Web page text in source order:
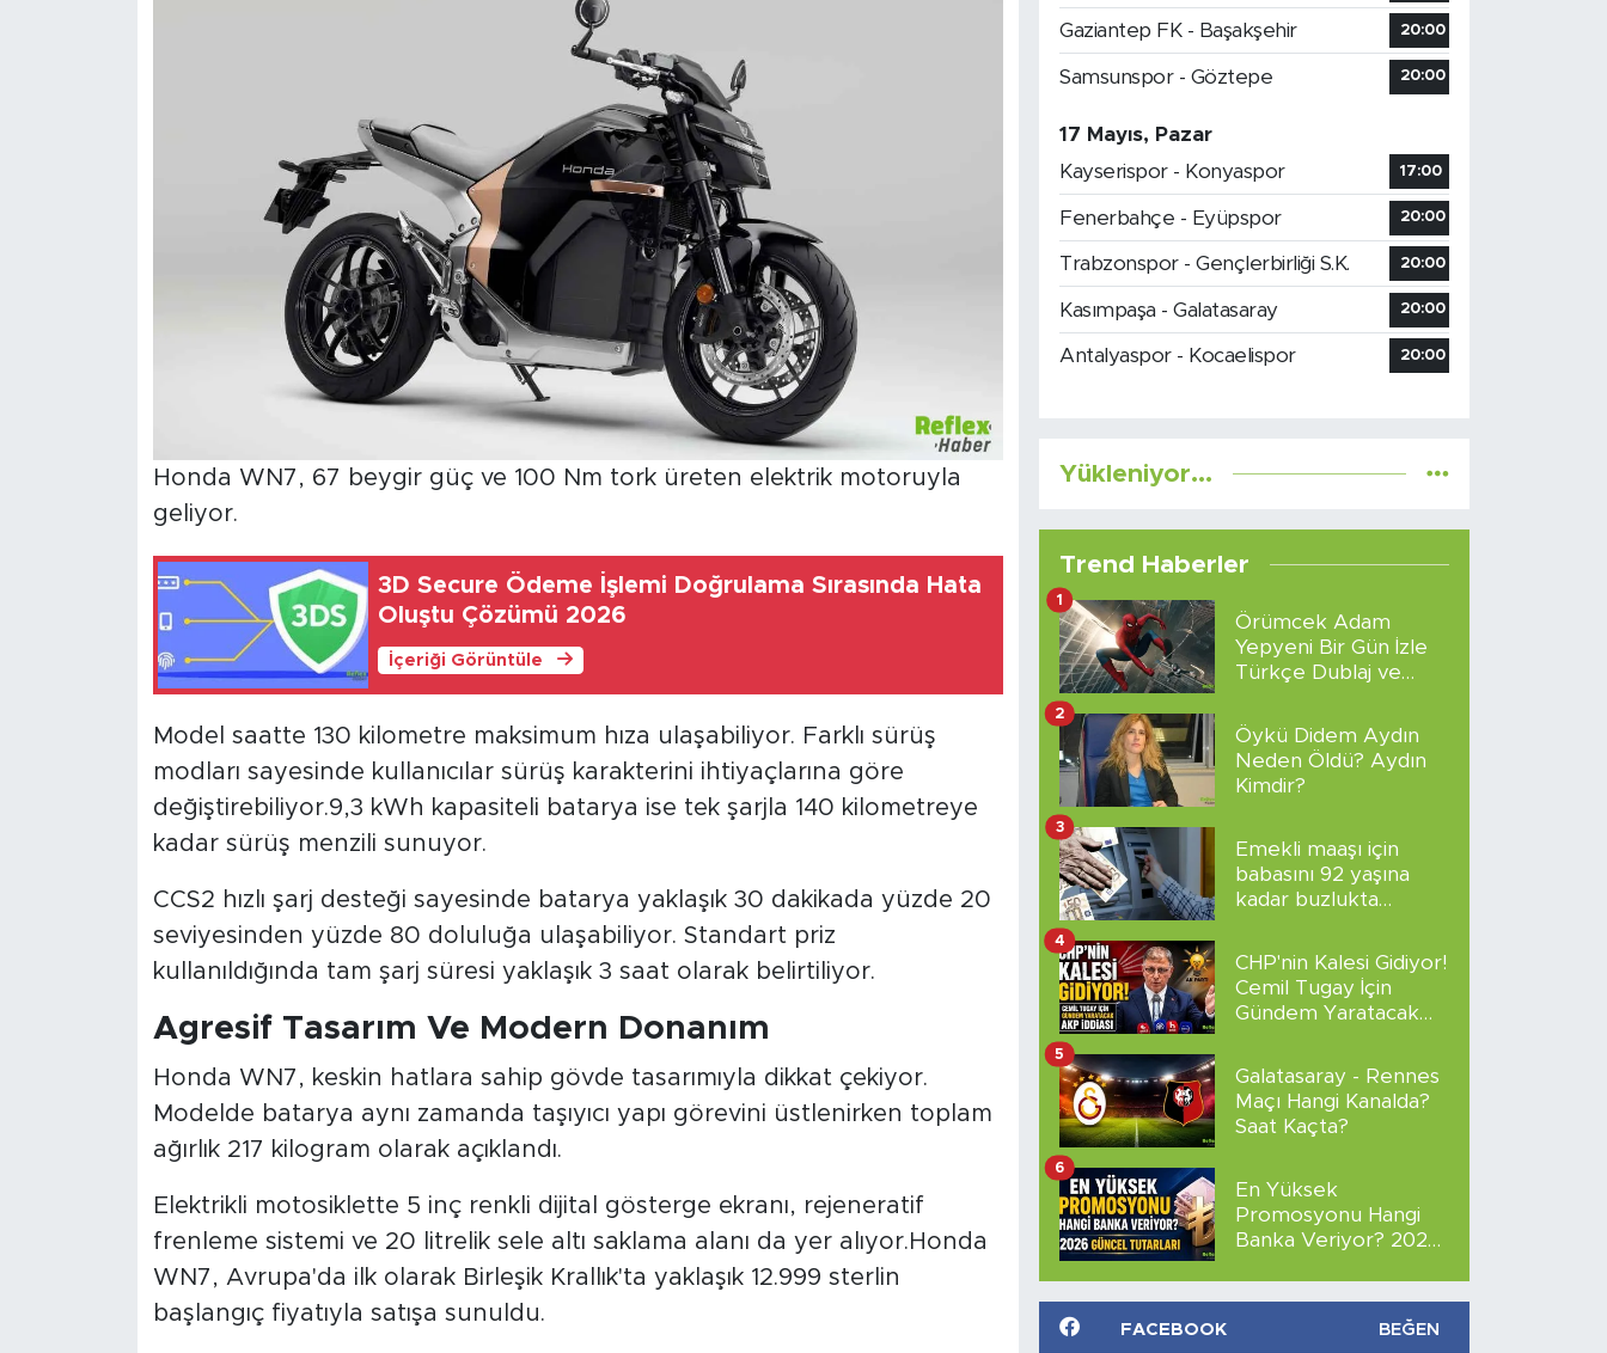
Honda WN7, 67 beygir güç ve 100 Nm tork üreten elektrik motoruyla
geliyor.
3D Secure Ödeme İşlemi Doğrulama Sırasında Hata
Oluştu Çözümü 2026
İçeriği Görüntüle
Model saatte 130 kilometre maksimum hıza ulaşabiliyor. Farklı sürüş
modları sayesinde kullanıcılar sürüş karakterini ihtiyaçlarına göre
değiştirebiliyor.9,3 kWh kapasiteli batarya ise tek şarjla 140 kilometreye
kadar sürüş menzili sunuyor.
CCS2 hızlı şarj desteği sayesinde batarya yaklaşık 30 dakikada yüzde 20
seviyesinden yüzde 80 doluluğa ulaşabiliyor. Standart priz
kullanıldığında tam şarj süresi yaklaşık 3 saat olarak belirtiliyor.
Agresif Tasarım Ve Modern Donanım
Honda WN7, keskin hatlara sahip gövde tasarımıyla dikkat çekiyor.
Modelde batarya aynı zamanda taşıyıcı yapı görevini üstlenirken toplam
ağırlık 217 kilogram olarak açıklandı.
Elektrikli motosiklette 5 inç renkli dijital gösterge ekranı, rejeneratif
frenleme sistemi ve 20 litrelik sele altı saklama alanı da yer alıyor.Honda
WN7, Avrupa'da ilk olarak Birleşik Krallık'ta yaklaşık 12.999 sterlin
başlangıç fiyatıyla satışa sunuldu.
Gaziantep FK - Başakşehir 20:00
Samsunspor - Göztepe 20:00
17 Mayıs, Pazar
Kayserispor - Konyaspor
17:00
Fenerbahçe - Eyüpspor 20:00
Trabzonspor - Gençlerbirliği S.K. 20:00
Kasımpaşa - Galatasaray 20:00
Antalyaspor - Kocaelispor 20:00
Yükleniyor...
Trend Haberler
Örümcek Adam
Yepyeni Bir Gün İzle
Türkçe Dublaj ve
1
Öykü Didem Aydın
Neden Öldü? Aydın
Kimdir?
2
Emekli maaşı için
babasını 92 yaşına
kadar buzlukta
3
CHP'nin Kalesi Gidiyor!
Cemil Tugay İçin
Gündem Yaratacak
4
Galatasaray - Rennes
Maçı Hangi Kanalda?
Saat Kaçta?
5
En Yüksek
Promosyonu Hangi
Banka Veriyor? 2026
6
FACEBOOK BEĞEN